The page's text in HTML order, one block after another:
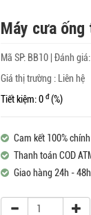
Máy cưa
Mã SP: BB10 Đánh giá:
Giá thị trường : Liên hệ
Tiết kiệm: 0 đ(%)
Cam kết 100%
Thanh toán COD
Giao hàng 24h - 48h